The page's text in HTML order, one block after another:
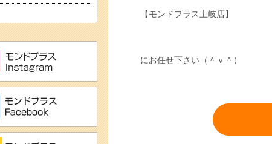
【モンドプラス土岐店】
にお任せ下さい（＾ｖ＾）